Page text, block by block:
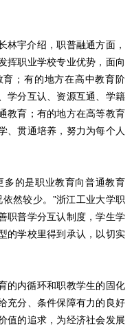
宇介绍，职普融通方面，
挥职业学校专业优势，面向
；有的地方在高中教育阶
学分互认、资源互通、学籍
教育；有的地方在高等教育
、贯通培养，努力为每个人
的是职业教育向普通教育
依然较少。”浙江工业大学职
职普学分互认制度，学生学
的学校里得到承认，以切实
内循环和职教学生的固化
充分、条件保障有力的良好
值的追求，为经济社会发展